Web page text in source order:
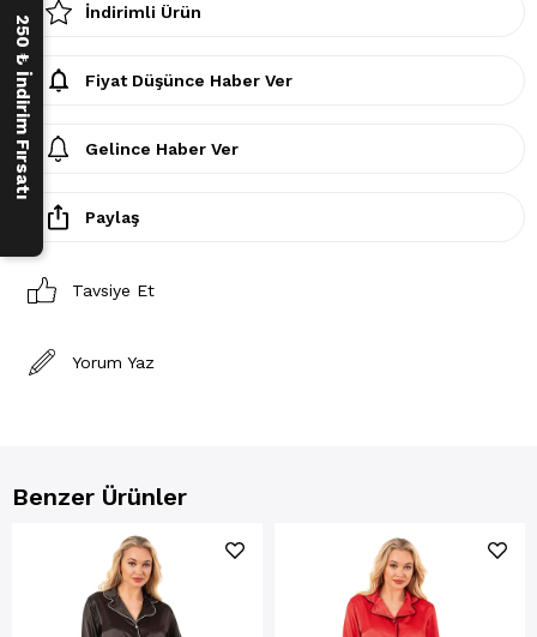
İndirimli Ürün
Fiyat Düşünce Haber Ver
Gelince Haber Ver
Paylaş
Tavsiye Et
Yorum Yaz
Benzer Ürünler
250 ₺ İndirim Fırsatı